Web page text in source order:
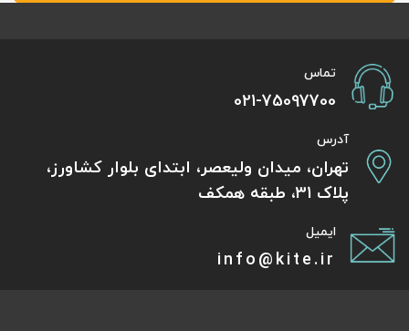
تماس
021-75097700
آدرس
تهران، میدان ولیعصر، ابتدای بلوار کشاورز،
پلاک 31، طبقه همکف
ایمیل
info@kite.ir